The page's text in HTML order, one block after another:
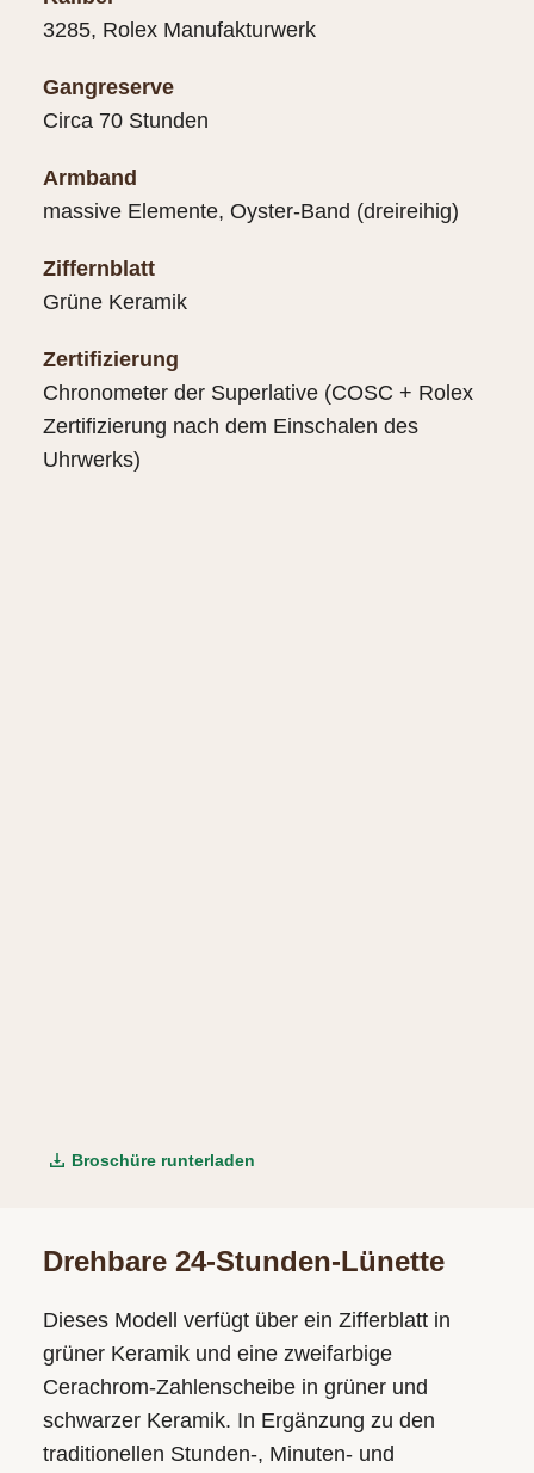
3285, Rolex Manufakturwerk
Gangreserve
Circa 70 Stunden
Armband
massive Elemente, Oyster-Band (dreireihig)
Ziffernblatt
Grüne Keramik
Zertifizierung
Chronometer der Superlative (COSC + Rolex
Zertifizierung nach dem Einschalen des
Uhrwerks)
Broschüre runterladen
Drehbare 24-Stunden-Lünette
Dieses Modell verfügt über ein Zifferblatt in
grüner Keramik und eine zweifarbige
Cerachrom-Zahlenscheibe in grüner und
schwarzer Keramik. In Ergänzung zu den
traditionellen Stunden-, Minuten- und